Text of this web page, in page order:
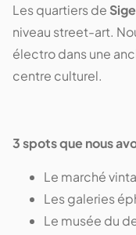
Les quartiers de
niveau street-art.
électro dans une
centre culturel.
3 spots que nous
Le marché
Les galeries
Le musée du